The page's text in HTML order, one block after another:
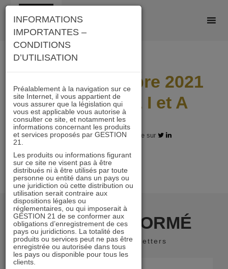
Skip
content
Lettre novembre 2021
ACTIONS 21 I et A
14.12.2021 - Partagez l'article sur
RESTER INFORMÉ
Recevoir nos newsletters
INFORMATIONS
IMPORTANTES –
CONDITIONS
D’UTILISATION
Préalablement à la navigation sur ce
site Internet, il vous appartient de
vous assurer que la législation qui
vous est applicable vous autorise à
consulter ce site, et notamment les
informations concernant les produits
et services proposés par GESTION
21.
Les produits ou informations figurant
sur ce site ne visent pas à être
distribués ni à être utilisés par toute
personne ou entité dans un pays ou
une juridiction où cette distribution ou
utilisation serait contraire aux
dispositions légales ou
réglementaires, ou qui imposerait à
GESTION 21 de se conformer aux
obligations d’enregistrement de ces
pays ou juridictions. La totalité des
produits ou services peut ne pas être
enregistrée ou autorisée dans tous
les pays ou disponible pour tous les
clients.